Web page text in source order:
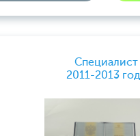
Специалист
2011-2013